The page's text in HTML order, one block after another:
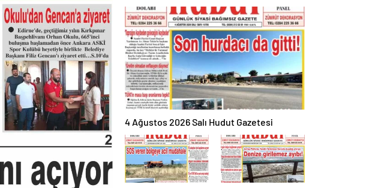
Gazetesi
Gazetesi
4 Ağustos 2026 Salı Hudut Gazetesi